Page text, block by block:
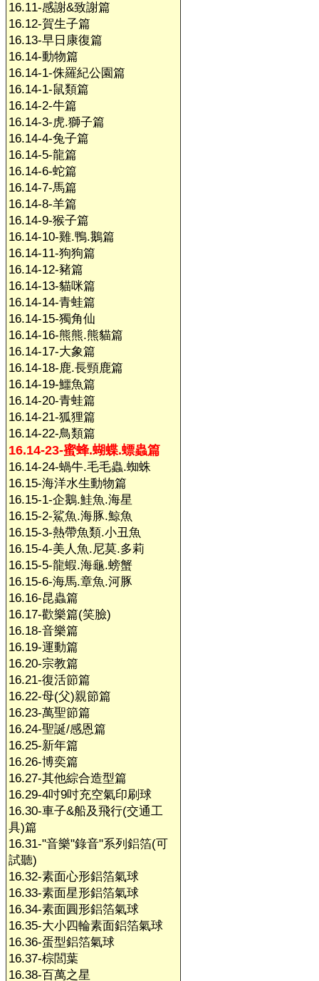
16.11-感謝&致謝篇
16.12-賀生子篇
16.13-早日康復篇
16.14-動物篇
16.14-1-侏羅紀公園篇
16.14-1-鼠類篇
16.14-2-牛篇
16.14-3-虎.獅子篇
16.14-4-兔子篇
16.14-5-龍篇
16.14-6-蛇篇
16.14-7-馬篇
16.14-8-羊篇
16.14-9-猴子篇
16.14-10-雞.鴨.鵝篇
16.14-11-狗狗篇
16.14-12-豬篇
16.14-13-貓咪篇
16.14-14-青蛙篇
16.14-15-獨角仙
16.14-16-熊熊.熊貓篇
16.14-17-大象篇
16.14-18-鹿.長頸鹿篇
16.14-19-鱷魚篇
16.14-20-青蛙篇
16.14-21-狐狸篇
16.14-22-鳥類篇
16.14-23-蜜蜂.蝴蝶.螵蟲篇
16.14-24-蝸牛.毛毛蟲.蜘蛛
16.15-海洋水生動物篇
16.15-1-企鵝.鮭魚.海星
16.15-2-鯊魚.海豚.鯨魚
16.15-3-熱帶魚類.小丑魚
16.15-4-美人魚.尼莫.多莉
16.15-5-龍蝦.海龜.螃蟹
16.15-6-海馬.章魚.河豚
16.16-昆蟲篇
16.17-歡樂篇(笑臉)
16.18-音樂篇
16.19-運動篇
16.20-宗教篇
16.21-復活節篇
16.22-母(父)親節篇
16.23-萬聖節篇
16.24-聖誕/感恩篇
16.25-新年篇
16.26-博奕篇
16.27-其他綜合造型篇
16.29-4吋9吋充空氣印刷球
16.30-車子&船及飛行(交通工
具)篇
16.31-"音樂"錄音"系列鋁箔(可
試聽)
16.32-素面心形鋁箔氣球
16.33-素面星形鋁箔氣球
16.34-素面圓形鋁箔氣球
16.35-大小四輪素面鋁箔氣球
16.36-蛋型鋁箔氣球
16.37-棕閭葉
16.38-百萬之星